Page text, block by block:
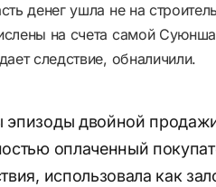
денег ушла не на
на счета самой
следствие, обналичили.
эпизоды двойной
оплаченный
использовала как